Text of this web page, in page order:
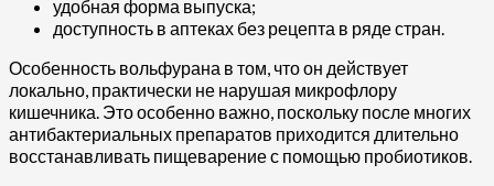
удобная форма выпуска;
доступность в аптеках без рецепта в ряде стран.
Особенность вольфурана в том, что он действует
локально, практически не нарушая микрофлору
кишечника. Это особенно важно, поскольку после многих
антибактериальных препаратов приходится длительно
восстанавливать пищеварение с помощью пробиотиков.